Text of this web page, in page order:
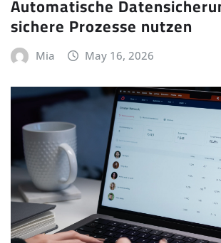
Automatische
sichere Prozesse nutzen
Mia May 16, 2026